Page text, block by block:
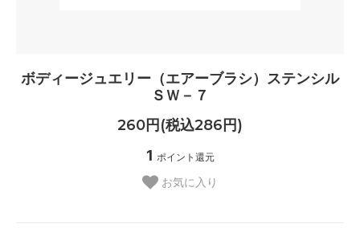
ボディージュエリー（エアーブラシ）ステンシル
ＳＷ－７
260円(税込286円)
1 ポイント還元
お気に入り